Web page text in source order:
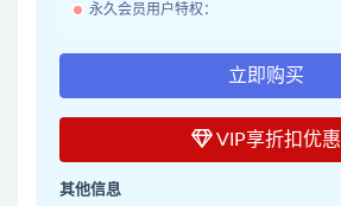
永久会员用户特权：
立即购买
VIP享折扣优惠
其他信息